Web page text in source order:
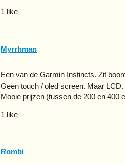
1 like
Myrrhman
Een van de Garmin Instincts. Zit
Geen touch / oled screen. Maar
Mooie prijzen (tussen de 200 en 400
1 like
Rombi